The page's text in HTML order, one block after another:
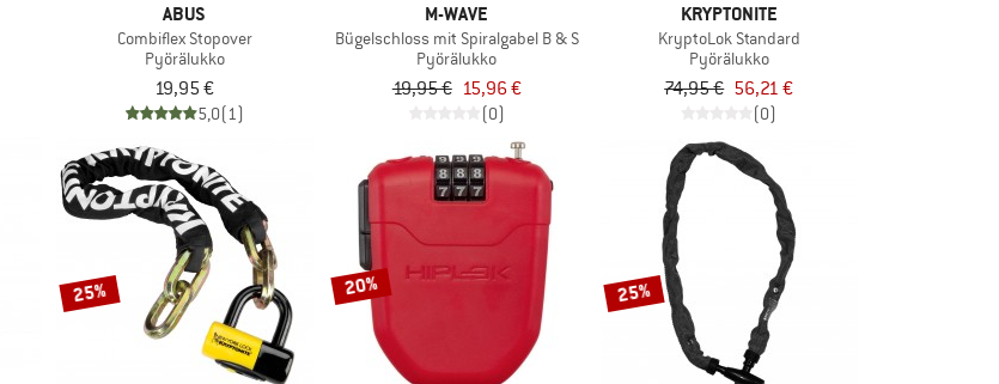
ABUS
Combiflex Stopover
Pyörälukko
19,95 €
5,0(1)
M-WAVE
Bügelschloss mit Spiralgabel B & S
Pyörälukko
19,95 € 15,96 €
(0)
KRYPTONITE
KryptoLok Standard
Pyörälukko
74,95 € 56,21 €
(0)
25% 20% 25%